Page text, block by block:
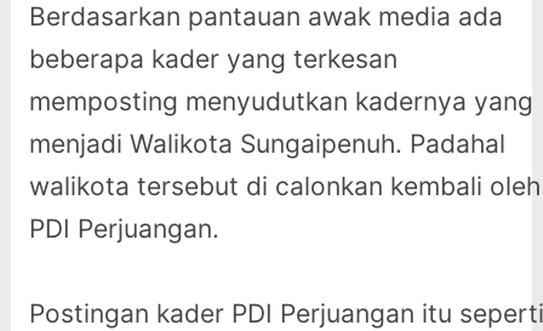
Berdasarkan pantauan awak media ada
beberapa kader yang terkesan
memposting menyudutkan kadernya yang
menjadi Walikota Sungaipenuh. Padahal
walikota tersebut di calonkan kembali oleh
PDI Perjuangan.
Postingan kader PDI Perjuangan itu seperti